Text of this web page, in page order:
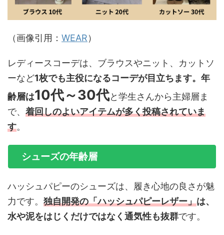
（画像引用： WEAR）
レディースコーデは、ブラウスやニット、カットソ
ーなど1枚でも主役になるコーデが目立ちます。年
齢層は10代～30代と学生さんから主婦層ま
で、 着回しのよいアイテムが多く投稿されていま
す。
シューズの年齢層
ハッシュパピーのシューズは、履き心地の良さが魅
力です。 独自開発の「ハッシュパピーレザー」は、
水や泥をはじくだけではなく通気性も抜群です。